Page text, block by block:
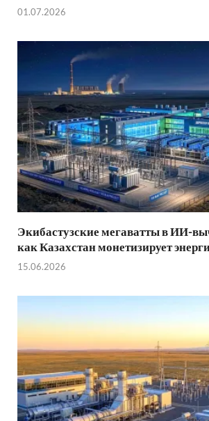
01.07.2026
Экибастузские мегаватты в ИИ-
как Казахстан монетизирует
15.06.2026